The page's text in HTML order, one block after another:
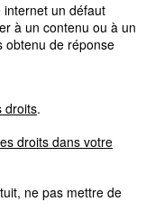
internet un défaut
à un contenu ou à un
obtenu de réponse
droits.
droits dans votre
ne pas mettre de